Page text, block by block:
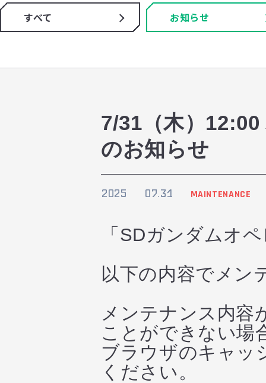
すべて お知らせ
7/31（木）
のお知らせ
2025 07.31 MAINTENANCE
「SDガンダムオ
以下の内容でメン
メンテナンス内容
ことができない場
ブラウザのキャッ
ください。